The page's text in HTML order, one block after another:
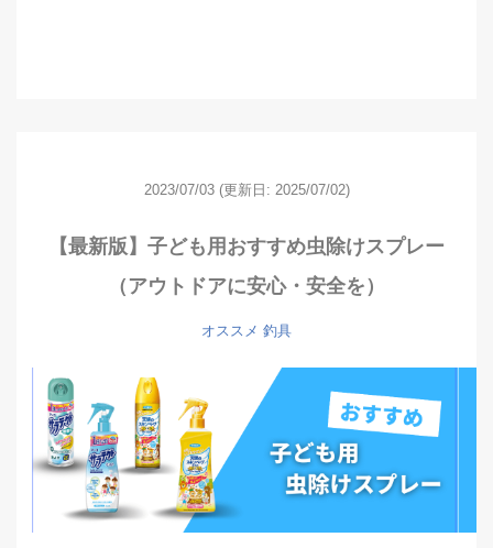
2023/07/03 (更新日: 2025/07/02)
【最新版】子ども用おすすめ虫除けスプレー
（アウトドアに安心・安全を）
オススメ 釣具